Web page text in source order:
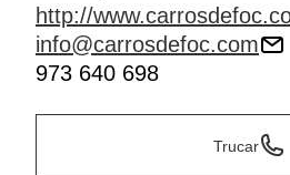
http://
info@carrosdefoc.com
973 640 698
Trucar